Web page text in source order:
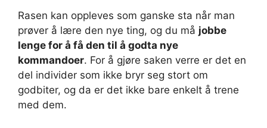
Rasen kan oppleves som ganske sta når man
prøver å lære den nye ting, og du må jobbe
lenge for å få den til å godta nye
kommandoer. For å gjøre saken verre er det en
del individer som ikke bryr seg stort om
godbiter, og da er det ikke bare enkelt å trene
med dem.